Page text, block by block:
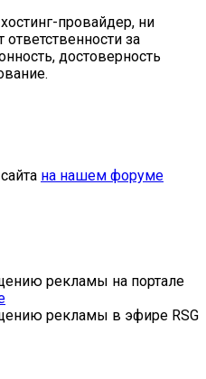
провайдер, ни
за
достоверность
на нашем форуме
рекламы на портале
рекламы в эфире RSG